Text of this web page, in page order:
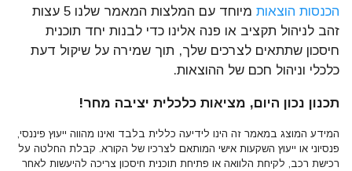
הכנסות הוצאות
מיוחד עם המלצות המאמר שלנו 5 עצות
זהב לניהול תקציב או פנה אלינו כדי לבנות יחד תוכנית
חיסכון שתתאים לצרכים שלך, תוך שמירה על שיקול דעת
כלכלי וניהול חכם של ההוצאות.
תכנון נכון היום, מציאות כלכלית יציבה מחר!
המידע המוצג במאמר זה הינו לידיעה כללית בלבד ואינו מהווה ייעוץ פיננסי,
פנסיוני או ייעוץ השקעות אישי המותאם לצרכיו של הקורא. קבלת החלטה על
רכישת רכב, לקיחת הלוואה או פתיחת תוכנית חיסכון צריכה להיעשות לאחר